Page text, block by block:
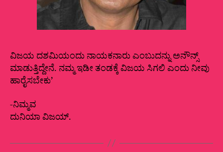
ವಿಜಯ ದಶಮಿಯಂದು ನಾಯಕನಾರು ಎಂಬುದನ್ನು ಅನೌನ್ಸ್
ಮಾಡುತ್ತಿದ್ದೇನೆ. ನಮ್ಮ ಇಡೀ ತಂಡಕ್ಕೆ ವಿಜಯ ಸಿಗಲಿ ಎಂದು ನೀವು
ಹಾರೈಸಬೇಕು’
-ನಿಮ್ಮವ
ದುನಿಯಾ ವಿಜಯ್.